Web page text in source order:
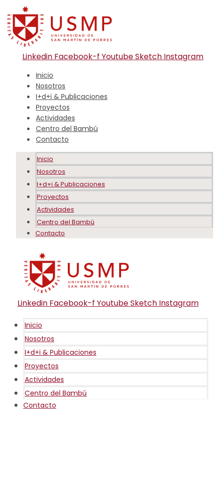
Linkedin Facebook-f YoutubeSketch Instagram
Inicio
Nosotros
I+d+i & Publicaciones
Proyectos
Actividades
Centro del Bambú
Contacto
Inicio
Nosotros
I+d+i & Publicaciones
Proyectos
Actividades
Centro del Bambú
Contacto
Linkedin Facebook-f YoutubeSketch Instagram
Inicio
Nosotros
I+d+i & Publicaciones
Proyectos
Actividades
Centro del Bambú
Contacto